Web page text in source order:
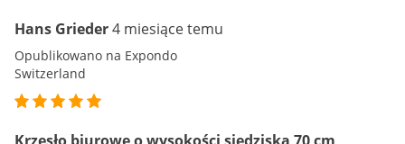
Hans Grieder4 miesiące temu
Opublikowano na Expondo
Switzerland